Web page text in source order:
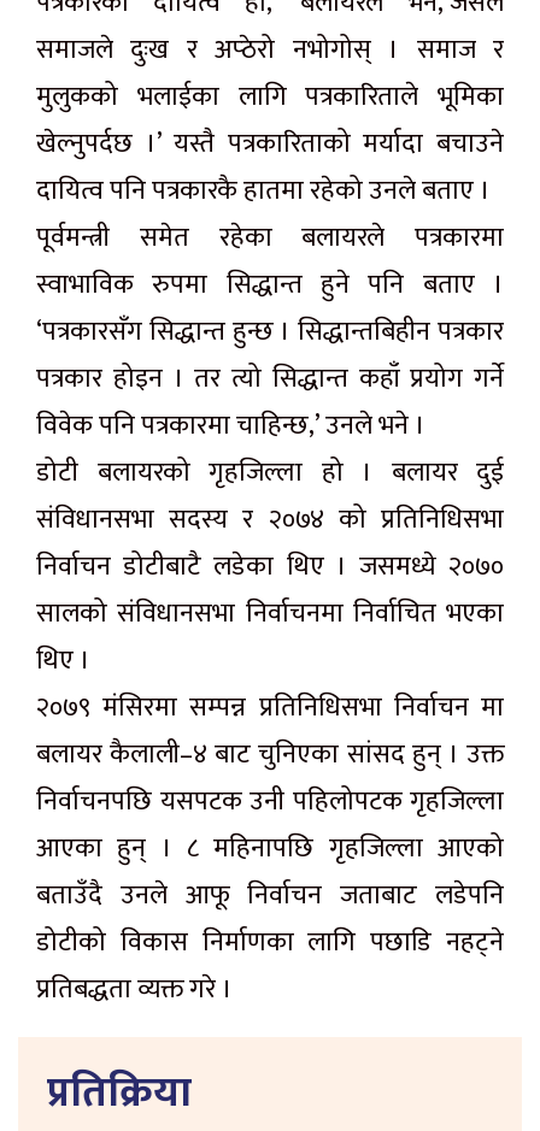
समाजले दुःख र अप्ठेरो नभोगोस् । समाज र
मुलुकको भलाईका लागि पत्रकारिताले भूमिका
खेल्नुपर्दछ ।’ यस्तै पत्रकारिताको मर्यादा बचाउने
दायित्व पनि पत्रकारकै हातमा रहेको उनले बताए ।
पूर्वमन्त्री समेत रहेका बलायरले पत्रकारमा
स्वाभाविक रुपमा सिद्धान्त हुने पनि बताए ।
‘पत्रकारसँग सिद्धान्त हुन्छ । सिद्धान्तबिहीन पत्रकार
पत्रकार होइन । तर त्यो सिद्धान्त कहाँ प्रयोग गर्ने
विवेक पनि पत्रकारमा चाहिन्छ,’ उनले भने ।
डोटी बलायरको गृहजिल्ला हो । बलायर दुई
संविधानसभा सदस्य र २०७४ को प्रतिनिधिसभा
निर्वाचन डोटीबाटै लडेका थिए । जसमध्ये २०७०
सालको संविधानसभा निर्वाचनमा निर्वाचित भएका
थिए ।
२०७९ मंसिरमा सम्पन्न प्रतिनिधिसभा निर्वाचन मा
बलायर कैलाली–४ बाट चुनिएका सांसद हुन् । उक्त
निर्वाचनपछि यसपटक उनी पहिलोपटक गृहजिल्ला
आएका हुन् । ८ महिनापछि गृहजिल्ला आएको
बताउँदै उनले आफू निर्वाचन जताबाट लडेपनि
डोटीको विकास निर्माणका लागि पछाडि नहट्ने
प्रतिबद्धता व्यक्त गरे ।
प्रतिक्रिया